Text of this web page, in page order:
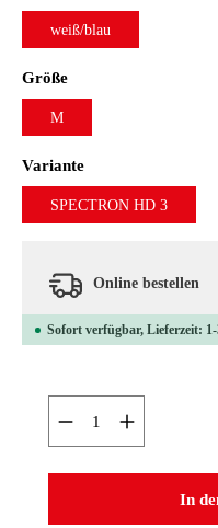
weiß/blau
Größeauswählen
M
Varianteauswählen
SPECTRON HD 3
Online bestellen
Sofort verfügbar, Lieferzeit: 1-
Produkt Anzahl:
In